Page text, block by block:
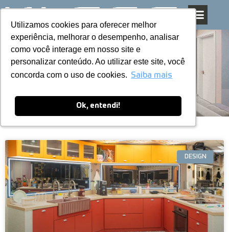
Utilizamos cookies para oferecer melhor
experiência, melhorar o desempenho, analisar
como você interage em nosso site e
personalizar conteúdo. Ao utilizar este site, você
concorda com o uso de cookies. Saiba mais
Ok, entendi!
Utilizamos cookies para oferecer melhor
experiência, melhorar o desempenho, analisar
como você interage em nosso site e
personalizar conteúdo. Ao utilizar este site, você
concorda com o uso de cookies. Saiba mais
Ok, entendi!
Pular
para
o
conteúdo
Blog
DESIGN